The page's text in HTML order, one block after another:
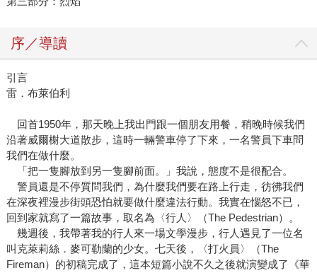
序／導讀
引言
雷．布萊伯利
回首1950年，那天晚上我出門跟一個朋友用餐，稍晚時候我們
沿著威爾榭大道散步，這時一輛警車停了下來，一名警員下車問
我們在做什麼。
「把一隻腳放到另一隻腳前面。」我說，態度不是很配合。
警員還是不停質問我們，為什麼我們要在路上行走，彷彿我們
在深夜裡漫步街頭恐怕就要做什麼違法行動。我實在惱怒不已，
回到家就寫了一篇故事，取名為〈行人〉（The Pedestrian）。
幾週後，我帶著我的行人來一場文學漫步，行人遇見了一位名
叫克萊莉絲．麥可勒蘭的少女。七天後，〈打火員〉（The
Fireman）的初稿完成了，這本短篇小說不久之後就演變成了《華